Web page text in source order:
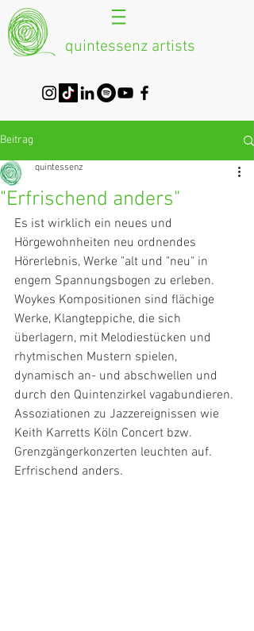
quintessenz artists
Beitrag
"Erfrischend anders"
quintessenz
Es ist wirklich ein neues und
Hörgewohnheiten neu ordnendes
Hörerlebnis, Werke "alt und "neu" in
engem Spannungsbogen zu erleben.
Woykes Kompositionen sind flächige
Werke, Klangteppiche, die sich
überlagern, mit Melodiestücken und
rhytmischen Mustern spielen,
dynamisch an- und abschwellen und
durch den Quintenzirkel vagabundieren.
Assoziationen zu Jazzereignissen wie
Keith Karretts Köln Concert bzw.
Grenzgängerkonzerten leuchten auf.
Erfrischend anders.